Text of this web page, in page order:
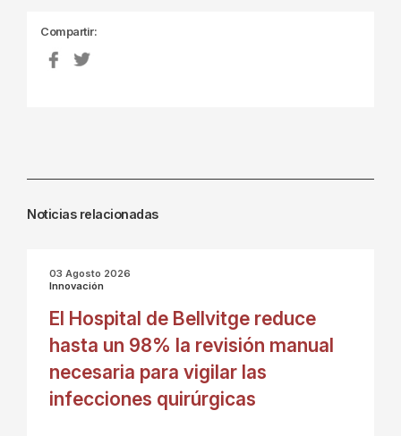
Compartir:
Noticias relacionadas
03 Agosto 2026
Innovación
El Hospital de Bellvitge reduce
hasta un 98% la revisión manual
necesaria para vigilar las
infecciones quirúrgicas